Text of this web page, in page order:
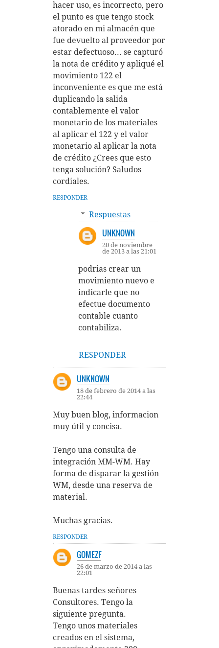
hacer uso, es incorrecto, pero
el punto es que tengo stock
atorado en mi almacén que
fue devuelto al proveedor por
estar defectuoso... se capturó
la nota de crédito y apliqué el
movimiento 122 el
inconveniente es que me está
duplicando la salida
contablemente el valor
monetario de los materiales
al aplicar el 122 y el valor
monetario al aplicar la nota
de crédito ¿Crees que esto
tenga solución? Saludos
cordiales.
RESPONDER
Respuestas
UNKNOWN
20 de noviembre
de 2013 a las 21:01
podrias crear un
movimiento nuevo e
indicarle que no
efectue documento
contable cuanto
contabiliza.
RESPONDER
UNKNOWN
18 de febrero de 2014 a las
22:44
Muy buen blog, informacion
muy útil y concisa.
Tengo una consulta de
integración MM-WM. Hay
forma de disparar la gestión
WM, desde una reserva de
material.
Muchas gracias.
RESPONDER
GOMEZF
26 de marzo de 2014 a las
22:01
Buenas tardes señores
Consultores. Tengo la
siguiente pregunta.
Tengo unos materiales
creados en el sistema,